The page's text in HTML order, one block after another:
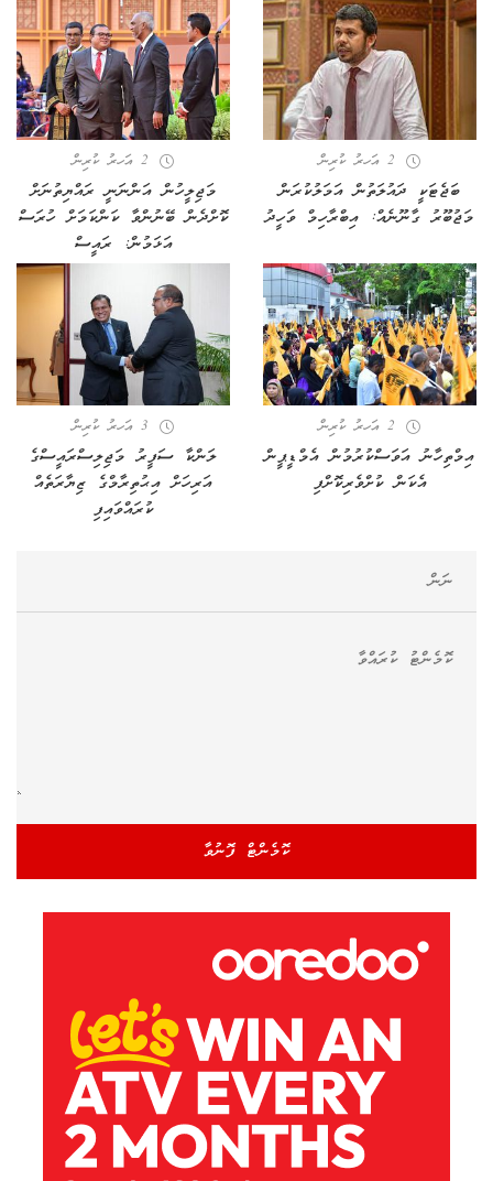
2 އަހރު ކުރިން
ބަޖެޓަކީ ދައުލަތުން އަމަލުކުރަން
މަޖުބޫރު ގާނޫނެއް: އިބްރާހިމް ވަހީދު
2 އަހރު ކުރިން
މަޖިލީހުން އަންނަނީ ރައްޔިތުނަށް
ކޮށްދެން ބޭނުންވާ ކަންކަމަށް ހުރަސް
އަޅަމުން: ރައީސް
2 އަހރު ކުރިން
އިމްތިހާނު އަވަސްކުރުމުން އެމްޑީޕީން
އެކަން ކުށްވެރިކޮށްފި
3 އަހރު ކުރިން
ލަންކާ ސަފީރު މަޖިލިސްރައީސްގެ
އަރިހަށް އިޙުތިރާމްގެ ޒިޔާރަތެއް
ކުރައްވައިފި